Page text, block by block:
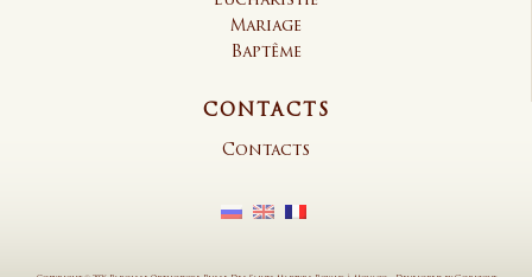
Mariage
Baptême
CONTACTS
Contacts